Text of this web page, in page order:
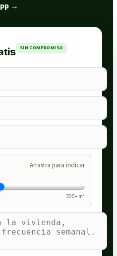
→
SIN COMPROMISO
Arrastra para indicar
300+ m²